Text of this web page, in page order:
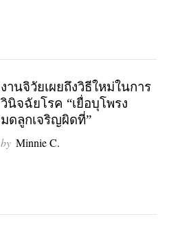
งานจิวัยเผยถึงวิธีใหม่ในการ
วินิจฉัยโรค “เยื่อบุโพรง
มดลูกเจริญผิดที่”
by Minnie C.